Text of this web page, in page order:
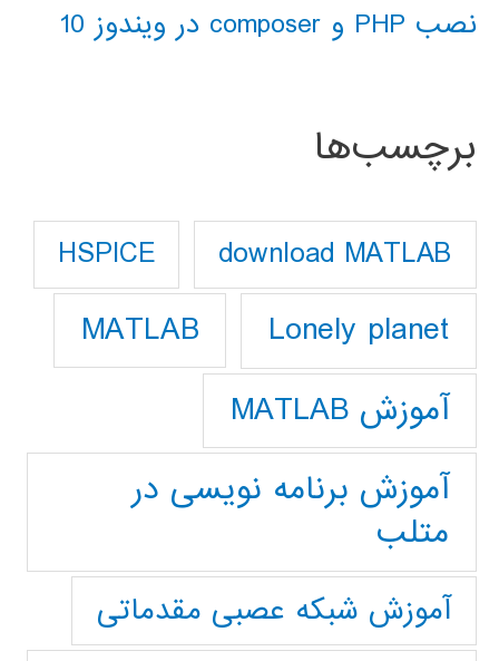
نصب PHP و composer در ویندوز 10
برچسب‌ها
download MATLAB
HSPICE
Lonely planet
MATLAB
آموزش MATLAB
آموزش برنامه نویسی در
متلب
آموزش شبکه عصبی مقدماتی